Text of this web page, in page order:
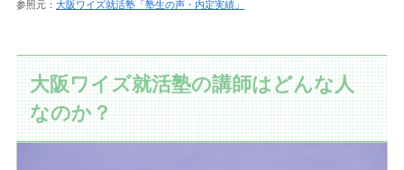
参照元： 大阪ワイズ就活塾「塾生の声・内定実績」
大阪ワイズ就活塾の講師はどんな人
なのか？